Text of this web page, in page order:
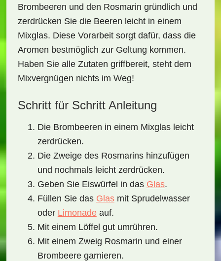
Brombeeren und den Rosmarin gründlich und
zerdrücken Sie die Beeren leicht in einem
Mixglas. Diese Vorarbeit sorgt dafür, dass die
Aromen bestmöglich zur Geltung kommen.
Haben Sie alle Zutaten griffbereit, steht dem
Mixvergnügen nichts im Weg!
Schritt für Schritt Anleitung
Die Brombeeren in einem Mixglas leicht
zerdrücken.
Die Zweige des Rosmarinshinzufügen
und nochmals leicht zerdrücken.
Geben Sie Eiswürfel in das Glas.
Füllen Sie das Glasmit Sprudelwasser
oder Limonadeauf.
Mit einem Löffel gut umrühren.
Mit einem Zweig Rosmarin und einer
Brombeeregarnieren.